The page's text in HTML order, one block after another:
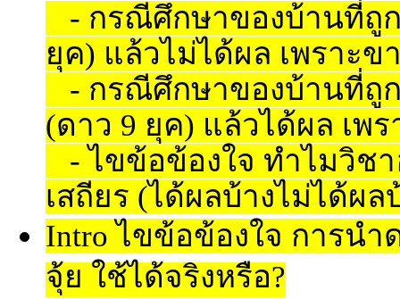
- กรณีศึกษาของบ้านที่ถูก
ยุค) แล้วไม่ได้ผล เพราะข
- กรณีศึกษาของบ้านที่ถู
(ดาว 9 ยุค) แล้วได้ผล เพ
- ไขข้อข้องใจ ทำไมวิช
เสถียร (ได้ผลบ้างไม่ได้ผล
Intro ไขข้อข้องใจ การน
จุ้ย ใช้ได้จริงหรือ?